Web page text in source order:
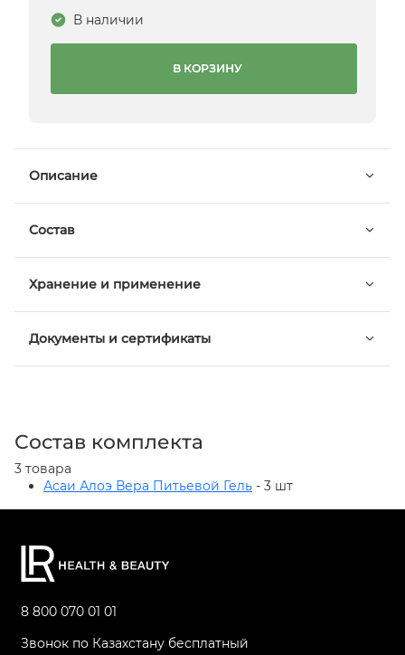
В наличии
В КОРЗИНУ
Описание
Состав
Хранение и применение
Документы и сертификаты
Состав комплекта
3 товара
Асаи Алоэ Вера Питьевой Гель - 3 шт
8 800 070 01 01
Звонок по Казахстану бесплатный